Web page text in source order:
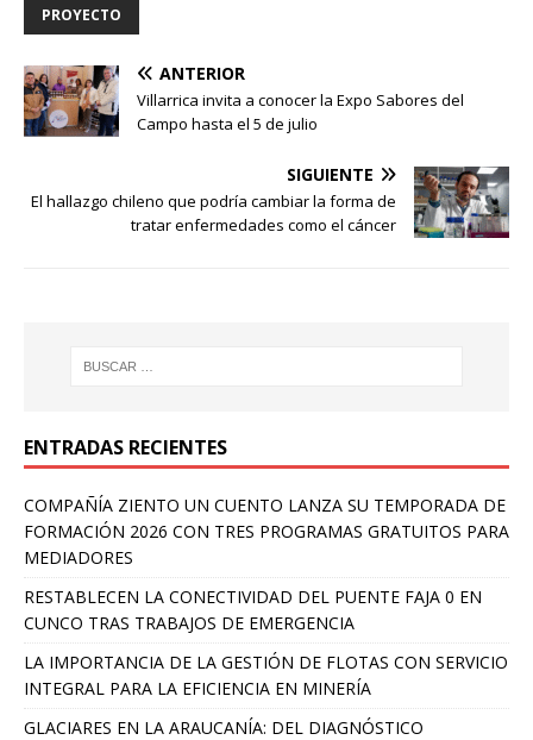
PROYECTO
ANTERIOR
Villarrica invita a conocer la Expo Sabores del
Campo hasta el 5 de julio
SIGUIENTE
El hallazgo chileno que podría cambiar la forma de
tratar enfermedades como el cáncer
ENTRADAS RECIENTES
COMPAÑÍA ZIENTO UN CUENTO LANZA SU TEMPORADA DE
FORMACIÓN 2026 CON TRES PROGRAMAS GRATUITOS PARA
MEDIADORES
RESTABLECEN LA CONECTIVIDAD DEL PUENTE FAJA 0 EN
CUNCO TRAS TRABAJOS DE EMERGENCIA
LA IMPORTANCIA DE LA GESTIÓN DE FLOTAS CON SERVICIO
INTEGRAL PARA LA EFICIENCIA EN MINERÍA
GLACIARES EN LA ARAUCANÍA: DEL DIAGNÓSTICO